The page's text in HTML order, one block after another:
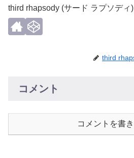
third rhapsody (サード ラプソディ
third
コメント
コメントを書